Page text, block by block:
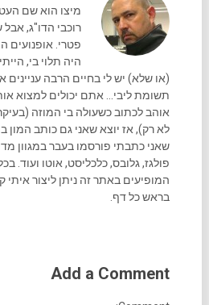
מיצו הוא שם
רוכבי הדו"ג,
פטרי. אופנועים
היה תלוי בי,
(או שלא) יש לי בחיים הרבה
תשומת ליבי... אתם יכולים למצוא
אוהב לכתוב כשעולה בי המוזה
לא רק), אז יוצא שאני גם כותב המון
פולגז, גלובס, כלכליסט, אוטו ועוד.
המופיעים באתר זה ניתן ליצור
בראש כל דף.
Add a Comment